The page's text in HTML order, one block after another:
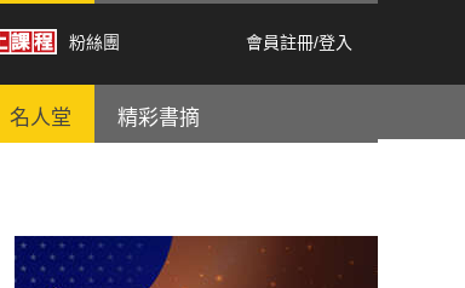
粉絲團 會員註冊/登入
名人堂 精彩書摘